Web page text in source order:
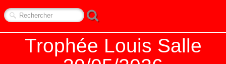
CONTACT
NOS RENDEZ-VOUS
REPORTAGES▼
Trophée Louis Salle